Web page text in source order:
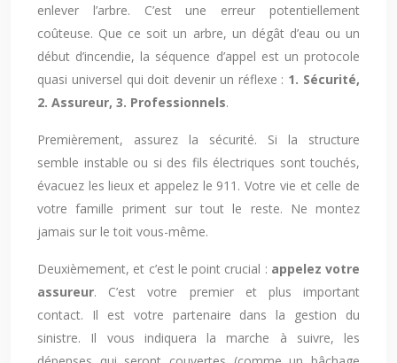
enlever l’arbre. C’est une erreur potentiellement
coûteuse. Que ce soit un arbre, un dégât d’eau ou un
début d’incendie, la séquence d’appel est un protocole
quasi universel qui doit devenir un réflexe : 1. Sécurité,
2. Assureur, 3. Professionnels.
Premièrement, assurez la sécurité. Si la structure
semble instable ou si des fils électriques sont touchés,
évacuez les lieux et appelez le 911. Votre vie et celle de
votre famille priment sur tout le reste. Ne montez
jamais sur le toit vous-même.
Deuxièmement, et c’est le point crucial : appelez votre
assureur. C’est votre premier et plus important
contact. Il est votre partenaire dans la gestion du
sinistre. Il vous indiquera la marche à suivre, les